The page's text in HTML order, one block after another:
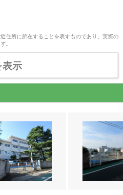
住所に所在することを表すものであり、実際の
。
表示